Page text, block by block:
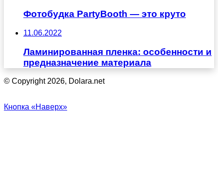
Фотобудка PartyBooth — это круто
11.06.2022
Ламинированная пленка: особенности и
предназначение материала
© Copyright 2026, Dolara.net
Кнопка «Наверх»